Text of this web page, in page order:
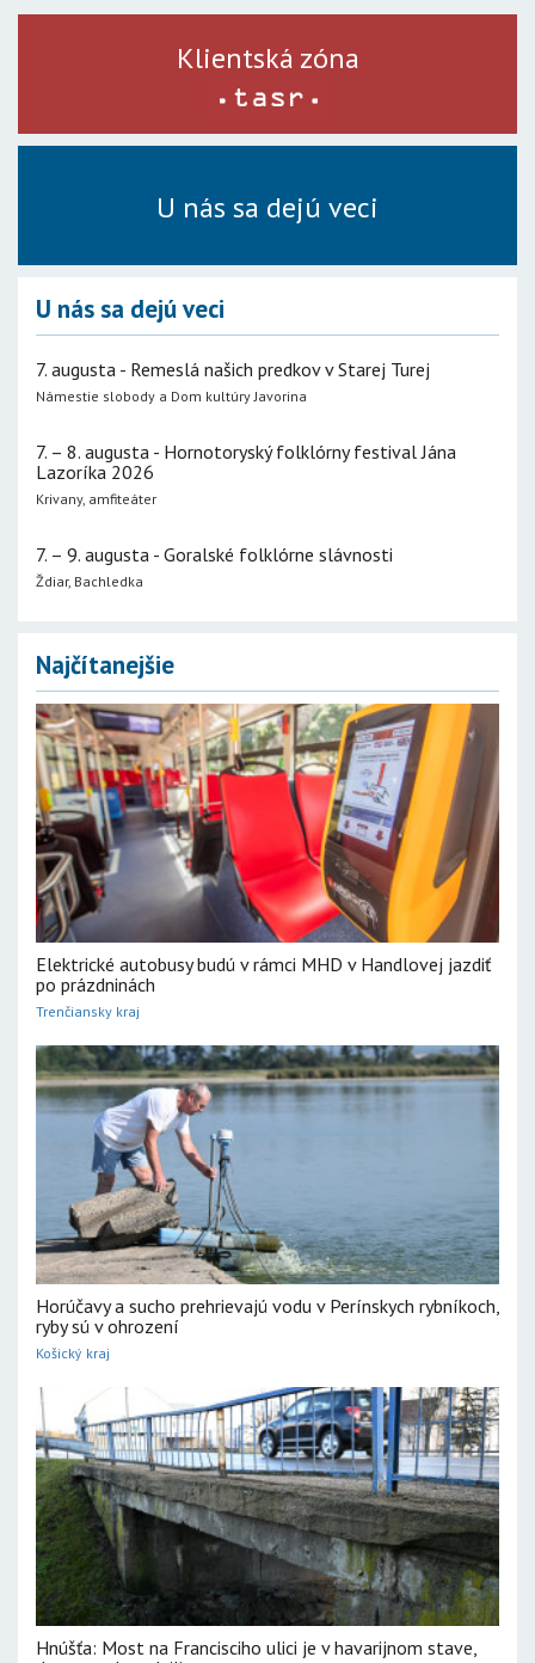
Klientská zóna
U nás sa dejú veci
U nás sa dejú veci
7. augusta - Remeslá našich predkov v Starej Turej
Námestie slobody a Dom kultúry Javorina
7. – 8. augusta - Hornotoryský folklórny festival Jána
Lazoríka 2026
Krivany, amfiteáter
7. – 9. augusta - Goralské folklórne slávnosti
Ždiar, Bachledka
Najčítanejšie
Elektrické autobusy budú v rámci MHD v Handlovej jazdiť
po prázdninách
Trenčiansky kraj
Horúčavy a sucho prehrievajú vodu v Perínskych rybníkoch,
ryby sú v ohrození
Košický kraj
Hnúšťa: Most na Francisciho ulici je v havarijnom stave,